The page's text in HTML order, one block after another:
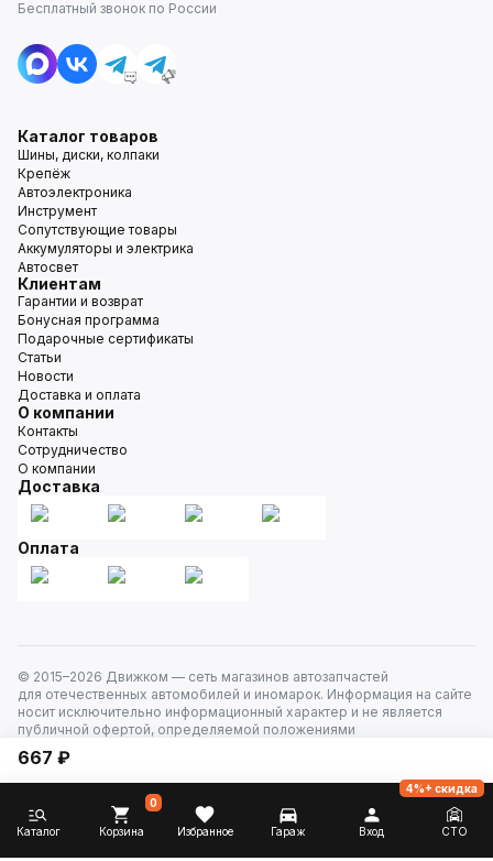
667 ₽
Бесплатный звонок по России
Каталог товаров
Шины, диски, колпаки
Крепёж
Автоэлектроника
Инструмент
Сопутствующие товары
Аккумуляторы и электрика
Автосвет
Клиентам
Гарантии и возврат
Бонусная программа
Подарочные сертификаты
Статьи
Новости
Доставка и оплата
О компании
Контакты
Сотрудничество
О компании
Доставка
Оплата
© 2015–2026 Движком — сеть магазинов автозапчастей
для отечественных автомобилей и иномарок. Информация на сайте
носит исключительно информационный характер и не является
публичной офертой, определяемой положениями
Каталог Корзина
0
Избранное Гараж Вход СТО
4%+ скидка